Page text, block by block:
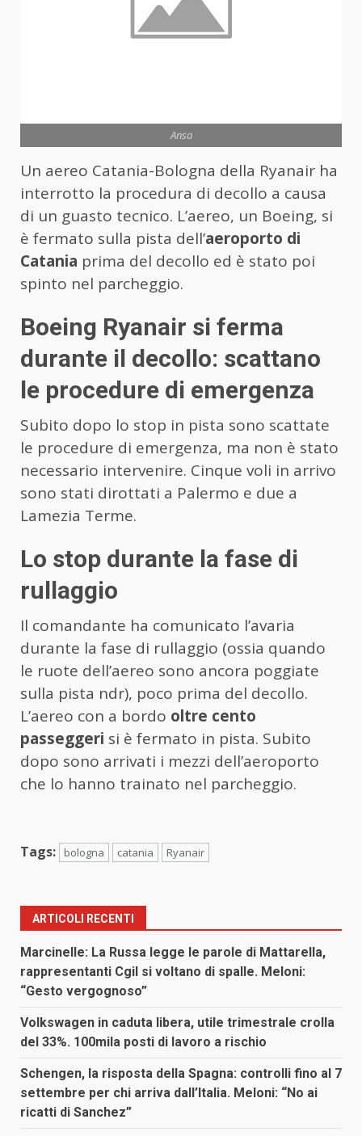
Ansa
Un aereo Catania-Bologna della Ryanair ha
interrotto la procedura di decollo a causa
di un guasto tecnico. L’aereo, un Boeing, si
è fermato sulla pista dell’aeroporto di
Catania prima del decollo ed è stato poi
spinto nel parcheggio.
Boeing Ryanair si ferma
durante il decollo: scattano
le procedure di emergenza
Subito dopo lo stop in pista sono scattate
le procedure di emergenza, ma non è stato
necessario intervenire. Cinque voli in arrivo
sono stati dirottati a Palermo e due a
Lamezia Terme.
Lo stop durante la fase di
rullaggio
Il comandante ha comunicato l’avaria
durante la fase di rullaggio (ossia quando
le ruote dell’aereo sono ancora poggiate
sulla pista ndr), poco prima del decollo.
L’aereo con a bordo oltre cento
passeggeri si è fermato in pista. Subito
dopo sono arrivati i mezzi dell’aeroporto
che lo hanno trainato nel parcheggio.
Tags: bologna catania Ryanair
ARTICOLI RECENTI
Marcinelle: La Russa legge le parole di Mattarella,
rappresentanti Cgil si voltano di spalle. Meloni:
“Gesto vergognoso”
Volkswagen in caduta libera, utile trimestrale crolla
del 33%. 100mila posti di lavoro a rischio
Schengen, la risposta della Spagna: controlli fino al 7
settembre per chi arriva dall’Italia. Meloni: “No ai
ricatti di Sanchez”